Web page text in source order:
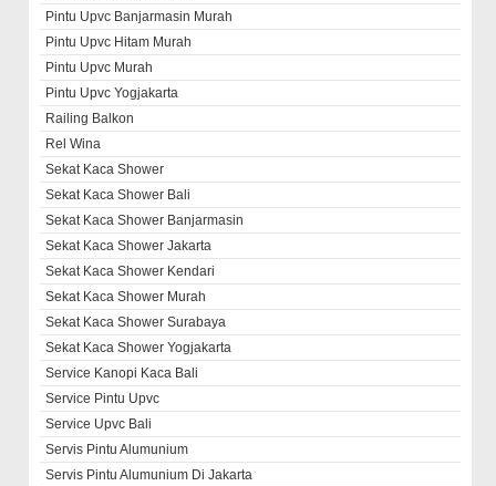
Pintu Upvc Banjarmasin Murah
Pintu Upvc Hitam Murah
Pintu Upvc Murah
Pintu Upvc Yogjakarta
Railing Balkon
Rel Wina
Sekat Kaca Shower
Sekat Kaca Shower Bali
Sekat Kaca Shower Banjarmasin
Sekat Kaca Shower Jakarta
Sekat Kaca Shower Kendari
Sekat Kaca Shower Murah
Sekat Kaca Shower Surabaya
Sekat Kaca Shower Yogjakarta
Service Kanopi Kaca Bali
Service Pintu Upvc
Service Upvc Bali
Servis Pintu Alumunium
Servis Pintu Alumunium Di Jakarta